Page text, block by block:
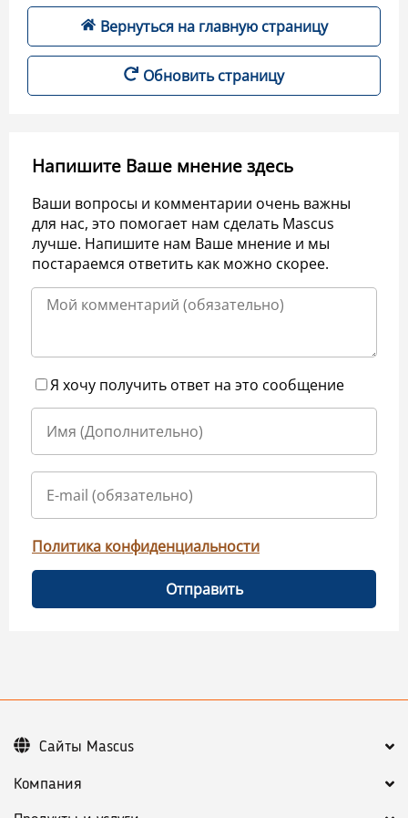
Вернуться на главную страницу
Обновить страницу
Напишите Ваше мнение здесь
Ваши вопросы и комментарии очень важны
для нас, это помогает нам сделать Mascus
лучше. Напишите нам Ваше мнение и мы
постараемся ответить как можно скорее.
Я хочу получить ответ на это сообщение
Политика конфиденциальности
Отправить
Компания
Сайты Mascus